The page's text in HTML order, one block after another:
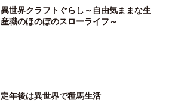
異世界クラフトぐらし～自由気ままな生
産職のほのぼのスローライフ～
定年後は異世界で種馬生活